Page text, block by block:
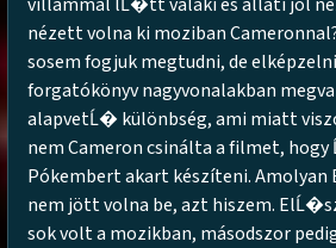
nézett volna ki moziban
sosem fogjuk megtudni, de
forgatókönyv nagyvonalakban
alapvetĹ� különbség, ami miatt
nem Cameron csinálta a filmet,
Pókembert akart készíteni. Amolyan
nem jött volna be, azt hiszem.
sok volt a mozikban, másodszor